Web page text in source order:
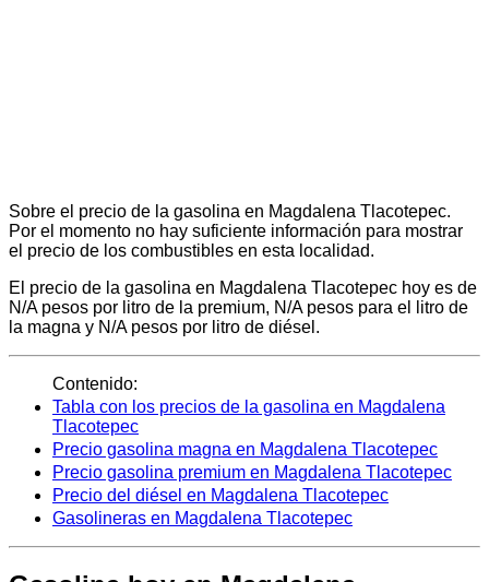
Sobre el precio de la gasolina en Magdalena Tlacotepec.
Por el momento no hay suficiente información para mostrar
el precio de los combustibles en esta localidad.
El precio de la gasolina en Magdalena Tlacotepec hoy es de
N/A pesos por litro de la premium, N/A pesos para el litro de
la magna y N/A pesos por litro de diésel.
Contenido:
Tabla con los precios de la gasolina en Magdalena
Tlacotepec
Precio gasolina magna en Magdalena Tlacotepec
Precio gasolina premium en Magdalena Tlacotepec
Precio del diésel en Magdalena Tlacotepec
Gasolineras en Magdalena Tlacotepec